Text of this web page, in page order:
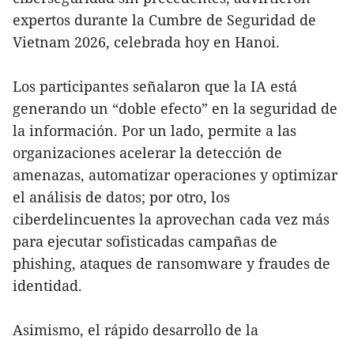
expertos durante la Cumbre de Seguridad de
Vietnam 2026, celebrada hoy en Hanoi.
Los participantes señalaron que la IA está
generando un “doble efecto” en la seguridad de
la información. Por un lado, permite a las
organizaciones acelerar la detección de
amenazas, automatizar operaciones y optimizar
el análisis de datos; por otro, los
ciberdelincuentes la aprovechan cada vez más
para ejecutar sofisticadas campañas de
phishing, ataques de ransomware y fraudes de
identidad.
Asimismo, el rápido desarrollo de la